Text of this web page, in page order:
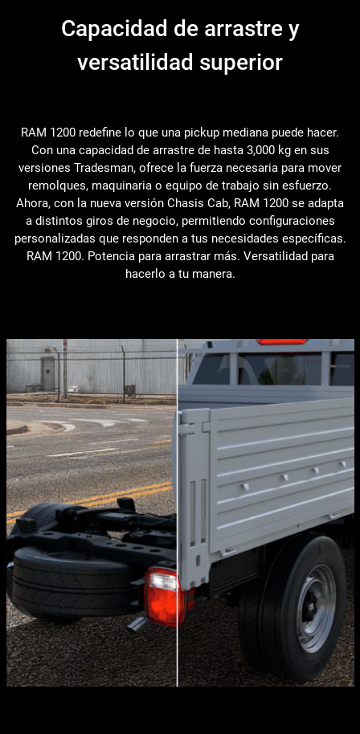
Capacidad de arrastre y
versatilidad superior
RAM 1200 redefine lo que una pickup mediana puede hacer.
Con una capacidad de arrastre de hasta 3,000 kg en sus
versiones Tradesman, ofrece la fuerza necesaria para mover
remolques, maquinaria o equipo de trabajo sin esfuerzo.
Ahora, con la nueva versión Chasis Cab, RAM 1200 se adapta
a distintos giros de negocio, permitiendo configuraciones
personalizadas que responden a tus necesidades específicas.
RAM 1200. Potencia para arrastrar más. Versatilidad para
hacerlo a tu manera.